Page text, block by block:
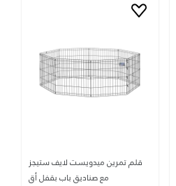
قلم تمرين ميدويست لايف ستيجز
مع صناديق باب بقفل أق